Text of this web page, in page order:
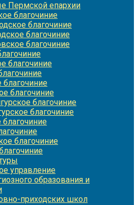
Пермской епархии
благочиние
благочиние
благочиние
благочиние
благочиние
благочиние
благочиние
благочиние
благочиние
управление
образования и
приходских школ